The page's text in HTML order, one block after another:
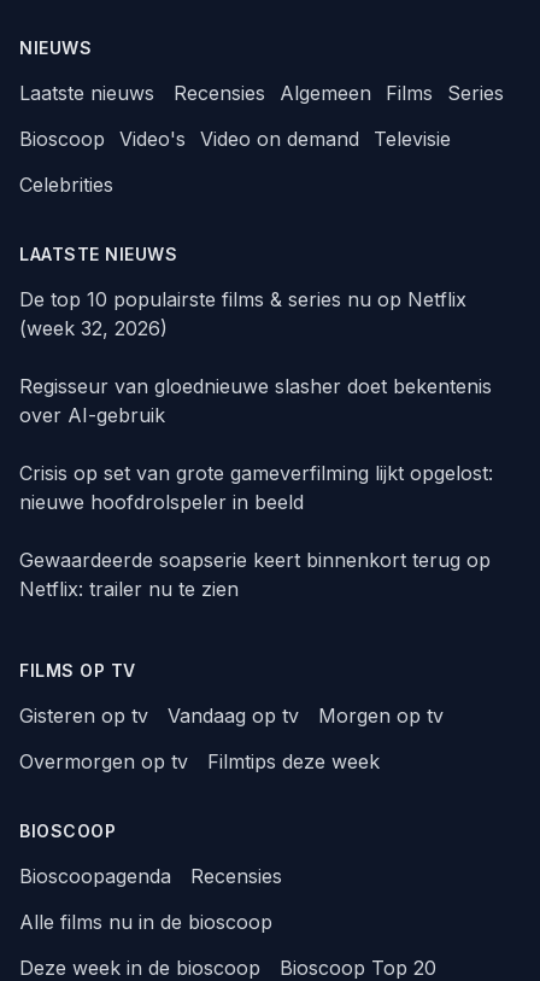
NIEUWS
Laatste nieuws Recensies Algemeen Films
Series
Bioscoop
Video's Video on demand
Televisie
Celebrities
LAATSTE NIEUWS
De top 10 populairste films & series nu op Netflix
(week 32, 2026)
Regisseur van gloednieuwe slasher doet bekentenis
over AI-gebruik
Crisis op set van grote gameverfilming lijkt opgelost:
nieuwe hoofdrolspeler in beeld
Gewaardeerde soapserie keert binnenkort terug op
Netflix: trailer nu te zien
FILMS OP TV
Gisteren op tv Vandaag op tv
Morgen op tv
Overmorgen op tv
Filmtips deze week
BIOSCOOP
Bioscoopagenda
Recensies
Alle films nu in de bioscoop
Deze week in de bioscoop
Bioscoop Top 20